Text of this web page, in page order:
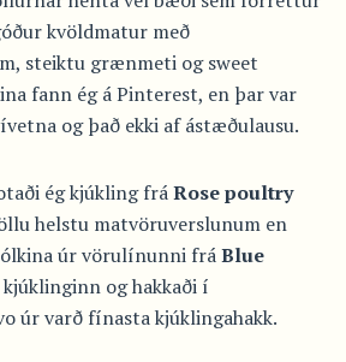
kvöldmatur með
steiktu grænmeti og sweet
fann ég á Pinterest, en þar var
og það ekki af ástæðulausu.
ég kjúkling fráRose poultry
helstu matvöruverslunum en
úr vörulínunni fráBlue
kjúklinginn og hakkaði í
úr varð fínasta kjúklingahakk.